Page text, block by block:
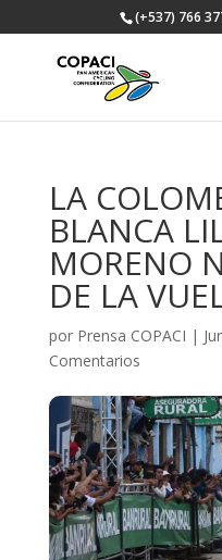
(+537) 766
LA
BLANCA
MORENO
DE LA
por Prensa COPACI |
Comentarios